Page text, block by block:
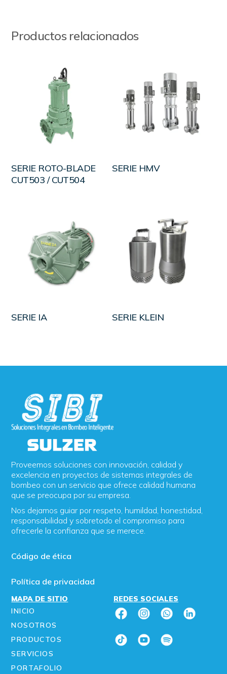
Productos relacionados
SERIE ROTO-BLADE
CUT503 / CUT504
SERIE HMV
SERIE IA SERIE KLEIN
Proveemos soluciones con innovación, calidad y
excelencia en proyectos de sistemas integrales de
bombeo con un servicio que ofrece calidad humana
que se preocupa por su empresa.
Nos dejamos guiar por respeto, humildad, honestidad,
responsabilidad y sobretodo el compromiso para
ofrecerle la confianza que se merece.
Código de ética
Política de privacidad
MAPA DE SITIO
INICIO
NOSOTROS
PRODUCTOS
SERVICIOS
PORTAFOLIO
REDES SOCIALES